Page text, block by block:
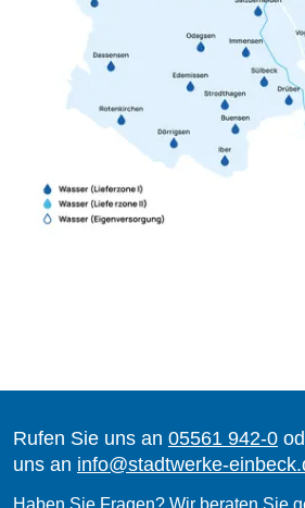
Rufen Sie uns an 05561 942-0
uns an info@stadtwerke-
Haben Sie Fragen? Wir beraten Sie